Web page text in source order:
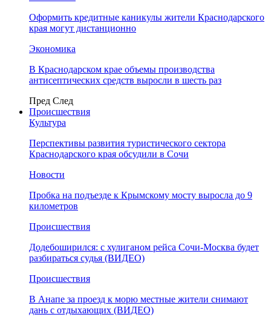
Оформить кредитные каникулы жители Краснодарского
края могут дистанционно
Экономика
В Краснодарском крае объемы производства
антисептических средств выросли в шесть раз
Пред След
Происшествия
Культура
Перспективы развития туристического сектора
Краснодарского края обсудили в Сочи
Новости
Пробка на подъезде к Крымскому мосту выросла до 9
километров
Происшествия
Додебоширился: с хулиганом рейса Сочи-Москва будет
разбираться судья (ВИДЕО)
Происшествия
В Анапе за проезд к морю местные жители снимают
дань с отдыхающих (ВИДЕО)